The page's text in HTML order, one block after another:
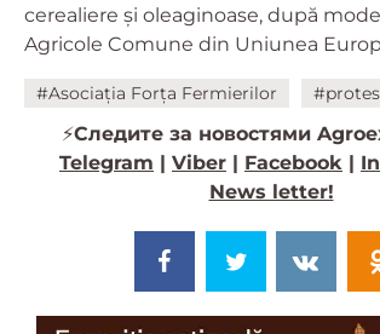
cerealiere și oleaginoase, după
Agricole Comune din Uniunea
#Asociația Forța Fermierilor
⚡️Следите за новостями
Telegram
Viber Facebook
News letter!